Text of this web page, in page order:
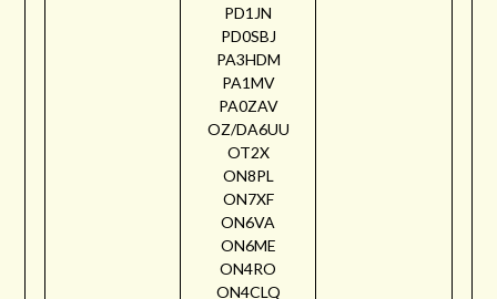
PD1JN
PD0SBJ
PA3HDM
PA1MV
PA0ZAV
OZ/DA6UU
OT2X
ON8PL
ON7XF
ON6VA
ON6ME
ON4RO
ON4CLQ